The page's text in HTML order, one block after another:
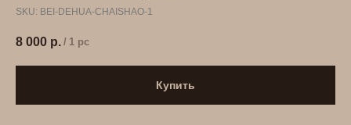
SKU: BEI-DEHUA-CHAISHAO-1
8 000 р. / 1 pc
Купить